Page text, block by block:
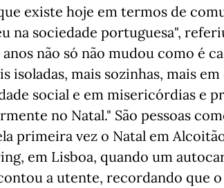
existe hoje em termos de
na sociedade portuguesa",
não só não mudou como é
isoladas, mais sozinhas, mais
social e em misericórdias e
no Natal." São pessoas
primeira vez o Natal em
em Lisboa, quando um
a utente, recordando que